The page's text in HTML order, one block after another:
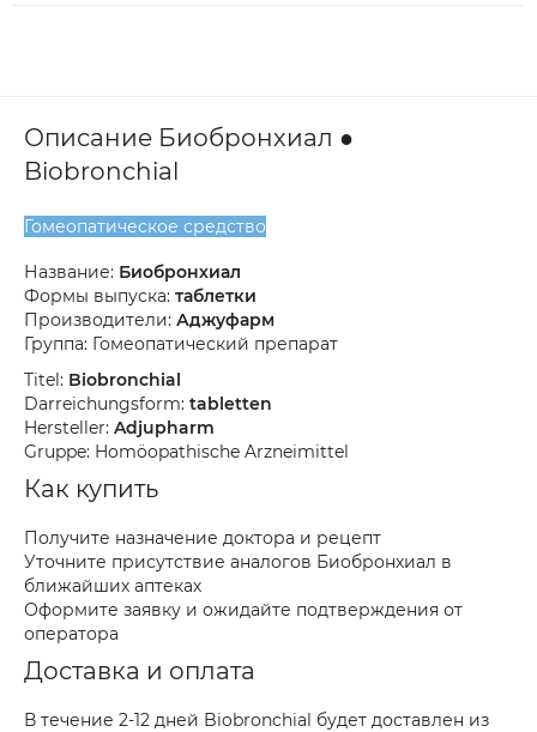
Описание Биобронхиал ●
Biobronchial
Гомеопатическое средство
Название: Биобронхиал
Формы выпуска: таблетки
Производители: Аджуфарм
Группа: Гомеопатический препарат
Titel: Biobronchial
Darreichungsform: tabletten
Hersteller: Adjupharm
Gruppe: Homöopathische Arzneimittel
Как купить
Получите назначение доктора и рецепт
Уточните присутствие аналогов Биобронхиал в
ближайших аптеках
Оформите заявку и ожидайте подтверждения от
оператора
Доставка и оплата
В течение 2-12 дней Biobronchial будет доставлен из